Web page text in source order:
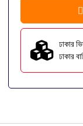
ঢাকার
ঢাকার